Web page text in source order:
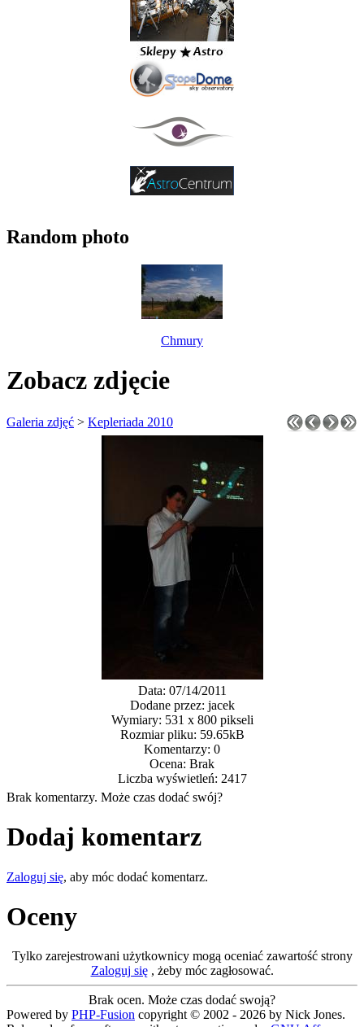
Random photo
Chmury
Zobacz zdjęcie
Galeria zdjęć > Kepleriada 2010
Data: 07/14/2011
Dodane przez: jacek
Wymiary: 531 x 800 pikseli
Rozmiar pliku: 59.65kB
Komentarzy: 0
Ocena: Brak
Liczba wyświetleń: 2417
Brak komentarzy. Może czas dodać swój?
Dodaj komentarz
Zaloguj się, aby móc dodać komentarz.
Oceny
Tylko zarejestrowani użytkownicy mogą oceniać zawartość strony
Zaloguj się, żeby móc zagłosować.
Brak ocen. Może czas dodać swoją?
Powered by PHP-Fusion copyright © 2002 - 2026 by Nick Jones.